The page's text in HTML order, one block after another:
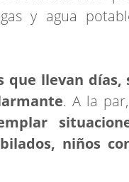
y agua
llevan días,
. A la
niños